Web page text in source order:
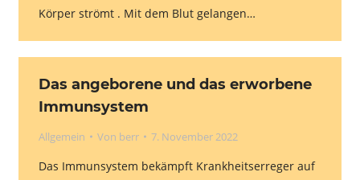
Körper strömt . Mit dem Blut gelangen…
Das angeborene und das erworbene
Immunsystem
Allgemein Von berr 7. November 2022
Das Immunsystem bekämpft Krankheitserreger auf